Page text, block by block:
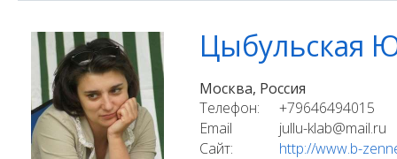
Цыбульская
Москва, Россия
Телефон:
+79646494015
Email
jullu-klab@mail.ru
Сайт:
http://www.b-